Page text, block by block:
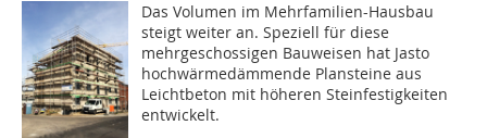
Das Volumen im Mehrfamilien-Hausbau
steigt weiter an. Speziell für diese
mehrgeschossigen Bauweisen hat Jasto
hochwärmedämmende Plansteine aus
Leichtbeton mit höheren Steinfestigkeiten
entwickelt.